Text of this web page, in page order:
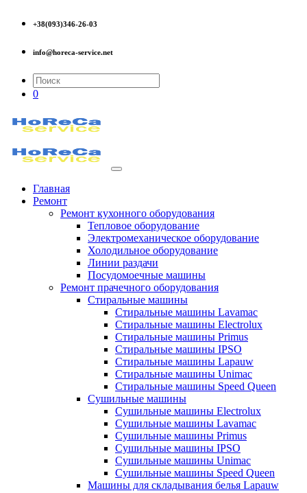
+38(093)346-26-03
info@horeca-service.net
0
Главная
Ремонт
Ремонт кухонного оборудования
Тепловое оборудование
Электромеханическое оборудование
Холодильное оборудование
Линии раздачи
Посудомоечные машины
Ремонт прачечного оборудования
Стиральные машины
Стиральные машины Lavamac
Стиральные машины Electrolux
Стиральные машины Primus
Стиральные машины IPSO
Стиральные машины Lapauw
Стиральные машины Unimac
Стиральные машины Speed Queen
Сушильные машины
Сушильные машины Electrolux
Сушильные машины Lavamac
Сушильные машины Primus
Сушильные машины IPSO
Сушильные машины Unimac
Сушильные машины Speed Queen
Машины для складывания белья Lapauw